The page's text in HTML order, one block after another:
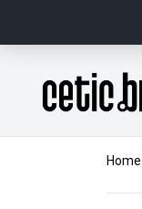
Página inicial
Home